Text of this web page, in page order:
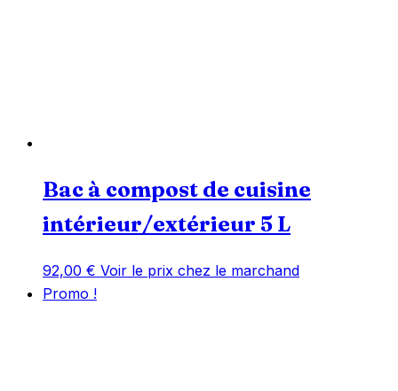
Bac à compost de cuisine
intérieur/extérieur 5 L
92,00 € Voir le prix chez le marchand
Promo !